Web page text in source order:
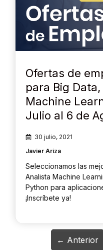
Ofertas de
para Big
Machine
Julio al 6 de
30 julio, 2021
Javier Ariza
Seleccionamos las
Analista Machine
Python para
¡Inscríbete ya!
← Anterior